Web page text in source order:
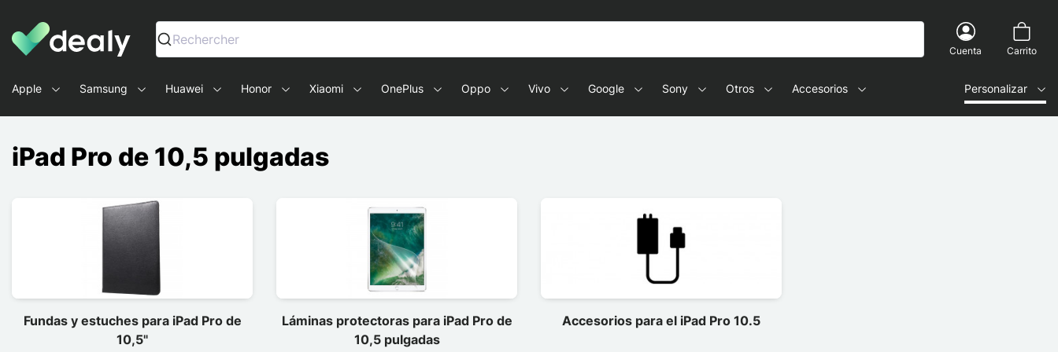
Dealy - Fundas y accesorios para smartphones y tablets
Rechercher
Cuenta Carrito
Apple Samsung Huawei Honor Xiaomi OnePlus Oppo Vivo Google Sony Otros Accesorios Personalizar
iPad Pro de 10,5 pulgadas
Fundas y estuches para iPad Pro de
10,5"
Láminas protectoras para iPad Pro de
10,5 pulgadas
Accesorios para el iPad Pro 10.5